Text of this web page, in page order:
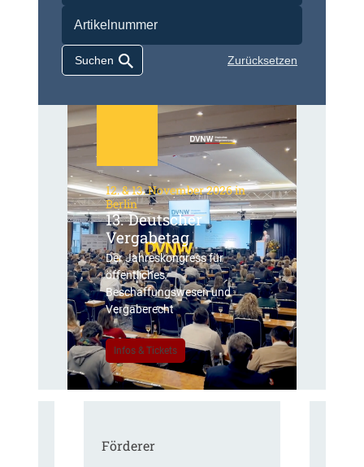
Zurücksetzen
12. & 13. November 2026 in
Berlin
13. Deutscher
Vergabetag
Der Jahreskongress für
öffentliches
Beschaffungswesen und
Vergaberecht
Infos & Tickets
Förderer